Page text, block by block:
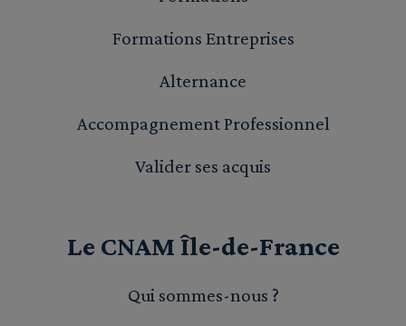
Formations Entreprises
Alternance
Accompagnement Professionnel
Valider ses acquis
Le CNAM Île-de-France
Qui sommes-nous ?